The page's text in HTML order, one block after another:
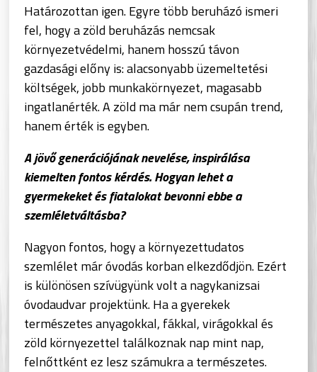
Határozottan igen. Egyre több beruházó ismeri
fel, hogy a zöld beruházás nemcsak
környezetvédelmi, hanem hosszú távon
gazdasági előny is: alacsonyabb üzemeltetési
költségek, jobb munkakörnyezet, magasabb
ingatlanérték. A zöld ma már nem csupán trend,
hanem érték is egyben.
A jövő generációjának nevelése, inspirálása
kiemelten fontos kérdés. Hogyan lehet a
gyermekeket és fiatalokat bevonni ebbe a
szemléletváltásba?
Nagyon fontos, hogy a környezettudatos
szemlélet már óvodás korban elkezdődjön. Ezért
is különösen szívügyünk volt a nagykanizsai
óvodaudvar projektünk. Ha a gyerekek
természetes anyagokkal, fákkal, virágokkal és
zöld környezettel találkoznak nap mint nap,
felnőttként ez lesz számukra a természetes.